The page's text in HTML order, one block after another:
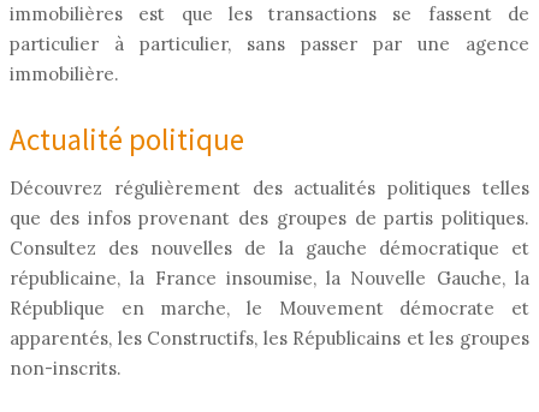
immobilières est que les transactions se fassent de
particulier à particulier, sans passer par une agence
immobilière.
Actualité politique
Découvrez régulièrement des actualités politiques telles
que des infos provenant des groupes de partis politiques.
Consultez des nouvelles de la gauche démocratique et
républicaine, la France insoumise, la Nouvelle Gauche, la
République en marche, le Mouvement démocrate et
apparentés, les Constructifs, les Républicains et les groupes
non-inscrits.